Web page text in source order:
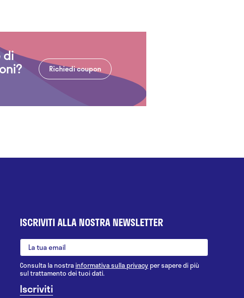
di
Richiedi coupon
ISCRIVITI ALLA NOSTRA NEWSLETTER
Consulta la nostrainformativa sulla privacy per sapere di più
sul trattamento dei tuoi dati.